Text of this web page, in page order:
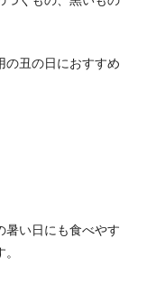
の丑の日におすすめ
暑い日にも食べやす